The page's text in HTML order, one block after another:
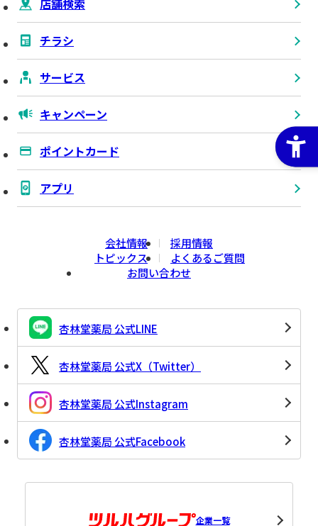
店舗検索
チラシ
サービス
キャンペーン
ポイントカード
アプリ
会社情報
採用情報
トピックス
よくあるご質問
お問い合わせ
杏林堂薬局 公式LINE
杏林堂薬局 公式X（Twitter）
杏林堂薬局 公式Instagram
杏林堂薬局 公式Facebook
企業一覧